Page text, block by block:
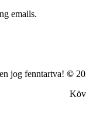
emails.
jog fenntartva! ©